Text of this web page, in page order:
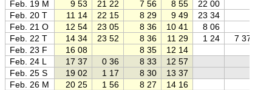
Feb. 19 M
9 53 21 22 7 56 8 55
22 00
Feb. 20 T
11 14 22 15 8 29 9 49
23 34
Feb. 21 O
12 54 23 05 8 36 10 41
8 06
Feb. 22 T
14 34 23 52 8 36 11 29 1 24
7 37
Feb. 23 F
16 08 8 35
12 14
Feb. 24 L
17 37 0 36 8 33
12 57
Feb. 25 S
19 02 1 17 8 30
13 37
Feb. 26 M
20 25 1 56 8 27
14 16